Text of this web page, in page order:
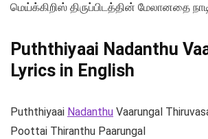
மெய்க்கிறிஸ் திருப்பிடத்தின் மேலானதை
Puththiyaai Nadanthu
Lyrics in English
Puththiyaai Nadanthu Vaarungal
Poottai Thiranthu Paarungal